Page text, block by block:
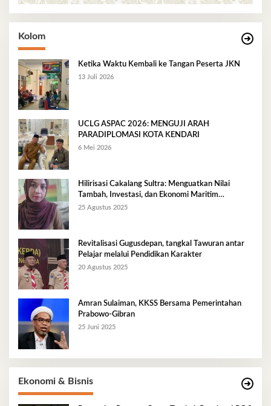
Kolom
Ketika Waktu Kembali ke Tangan Peserta JKN
13 Juli 2026
UCLG ASPAC 2026: MENGUJI ARAH
PARADIPLOMASI KOTA KENDARI
6 Mei 2026
Hilirisasi Cakalang Sultra: Menguatkan Nilai
Tambah, Investasi, dan Ekonomi Maritim
Berkelanjutan
25 Agustus 2025
Revitalisasi Gugusdepan, tangkal Tawuran antar
Pelajar melalui Pendidikan Karakter
20 Agustus 2025
Amran Sulaiman, KKSS Bersama Pemerintahan
Prabowo-Gibran
25 Juni 2025
Ekonomi & Bisnis